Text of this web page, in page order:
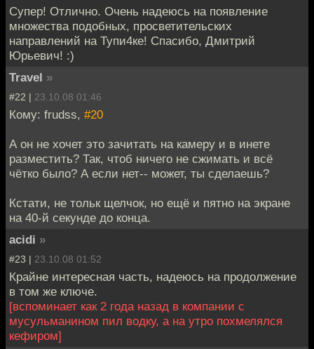
Супер! Отлично. Очень надеюсь на появление
множества подобных, просветительских
направлений на Тупи4ке! Спасибо, Дмитрий
Юрьевич! :)
Travel »
#22 | 23.10.08 01:46
Кому: frudss, #20
А он не хочет это зачитать на камеру и в инете
разместить? Так, чтоб ничего не сжимать и всё
чётко было? А если нет-- может, ты сделаешь?
Кстати, не тольк щелчок, но ещё и пятно на экране
на 40-й секунде до конца.
acidi »
#23 | 23.10.08 01:52
Крайне интересная часть, надеюсь на продолжение
в том же ключе.
[вспоминает как 2 года назад в компании с
мусульманином пил водку, а на утро похмелялся
кефиром]